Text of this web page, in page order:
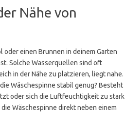
Nähe von
einen Brunnen in deinem Garten
Solche Wasserquellen sind oft
in der Nähe zu platzieren, liegt nahe.
Wäschespinne stabil genug? Besteht
oder sich die Luftfeuchtigkeit zu stark
Wäschespinne direkt neben einem